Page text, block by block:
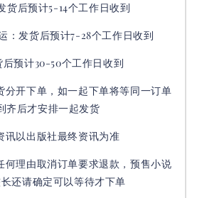
货后预计5-14个工作日收到
： 发货后预计7-28个工作日收到
后预计30-50个工作日收到
分开下单，如一起下单将等同一订单
齐后才安排一起发货
讯以出版社最终资讯为准
何理由取消订单要求退款，预售小说
还请确定可以等待才下单